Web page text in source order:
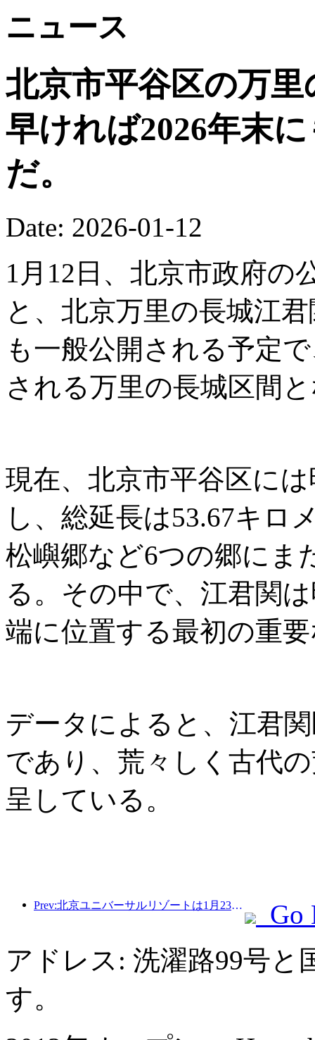
ニュース
北京市平谷区の万
早ければ2026年末
だ。
Date: 2026-01-12
1月12日、北京市政府の
と、北京万里の長城江
も一般公開される予定
される万里の長城区間
現在、北京市平谷区に
し、総延長は53.67キロ
松嶼郷など6つの郷にま
る。その中で、江君関
端に位置する最初の重
データによると、江君
であり、荒々しく古代
呈している。
Prev:北京ユニバーサルリゾートは1月23日から40日間にわたってユニバーサル旧正月イベントを開催する。
Go
アドレス: 洗濯路99号と
す。